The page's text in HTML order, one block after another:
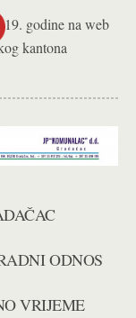
godine na web
kantona
ODNOS
VRIJEME